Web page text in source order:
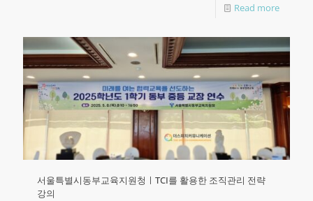
Read more
서울특별시동부교육지원청ㅣTCI를 활용한 조직관리 전략
강의